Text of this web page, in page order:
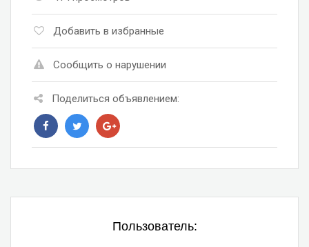
Добавить в избранные
Сообщить о нарушении
Поделиться объявлением:
Пользователь: